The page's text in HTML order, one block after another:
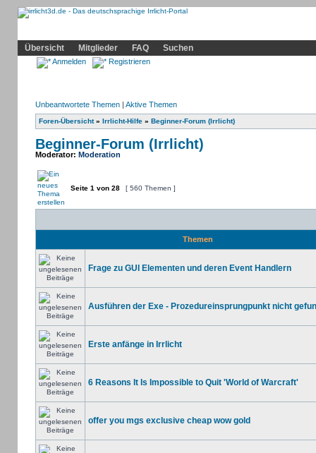
Übersicht
Mitglieder FAQ Suchen
Anmelden Registrieren
Unbeantwortete Themen| Aktive Themen
Foren-Übersicht» Irrlicht-Hilfe» Beginner-Forum (Irrlicht)
Beginner-Forum (Irrlicht)
Moderator: Moderation
Seite 1 von 28 [ 560 Themen ]
Themen
Frage zu GUI Elementen und deren Event Handlern
Ausführen der Exe - Prozedureinsprungpunkt nicht
Erste anfänge in Irrlicht
6 Reasons It Is Impossible to Quit 'World of Warcraft'
offer you mgs exclusive cheap wow gold